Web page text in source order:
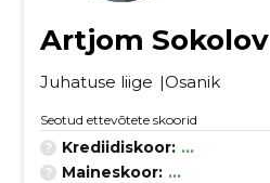
Artjom Sokolov
Juhatuse liige
Osanik
Seotud ettevõtete skoorid
Krediidiskoor: ...
Maineskoor: ...